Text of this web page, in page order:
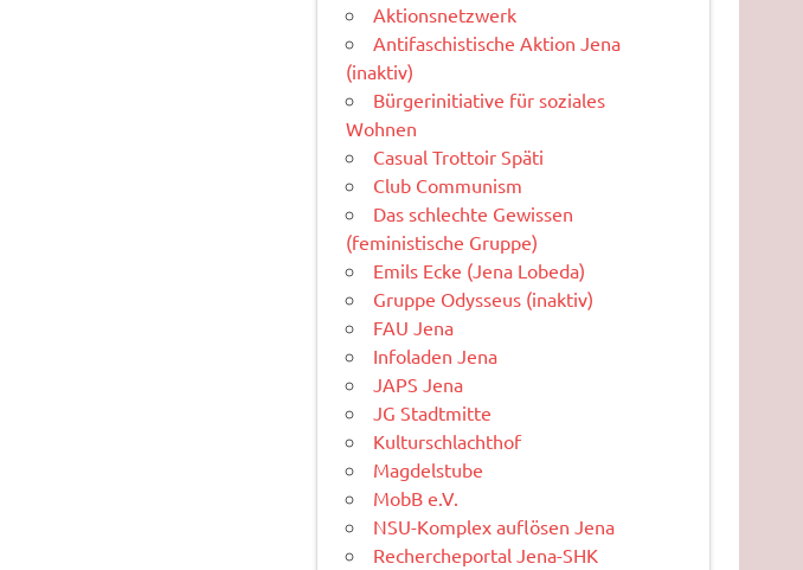
Aktionsnetzwerk
Antifaschistische Aktion Jena
(inaktiv)
Bürgerinitiative für soziales
Wohnen
Casual Trottoir Späti
Club Communism
Das schlechte Gewissen
(feministische Gruppe)
Emils Ecke (Jena Lobeda)
Gruppe Odysseus (inaktiv)
FAU Jena
Infoladen Jena
JAPS Jena
JG Stadtmitte
Kulturschlachthof
Magdelstube
MobB e.V.
NSU-Komplex auflösen Jena
Rechercheportal Jena-SHK